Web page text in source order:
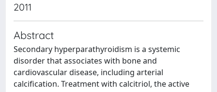
2011
Abstract
Secondary hyperparathyroidism is a systemic
disorder that associates with bone and
cardiovascular disease, including arterial
calcification. Treatment with calcitriol, the active